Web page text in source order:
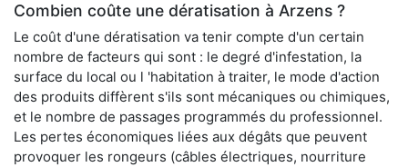
Combien coûte une dératisation à Arzens ?
Le coût d'une dératisation va tenir compte d'un certain
nombre de facteurs qui sont : le degré d'infestation, la
surface du local ou l 'habitation à traiter, le mode d'action
des produits diffèrent s'ils sont mécaniques ou chimiques,
et le nombre de passages programmés du professionnel.
Les pertes économiques liées aux dégâts que peuvent
provoquer les rongeurs (câbles électriques, nourriture